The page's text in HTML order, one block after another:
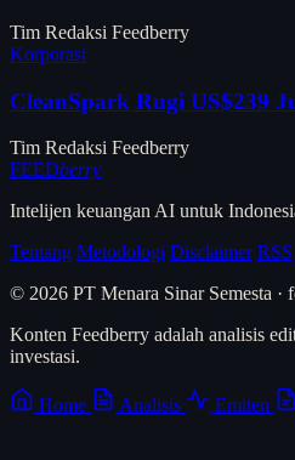
Tim Redaksi Feedberry
Korporasi
CleanSpark Rugi US$239
Tim Redaksi Feedberry
FEEDberry
Intelijen keuangan AI untuk
Tentang Metodologi Disclaimer RSS
© 2026 PT Menara Sinar Semesta ·
Konten Feedberry adalah analisis
investasi.
Home Analisis Emiten